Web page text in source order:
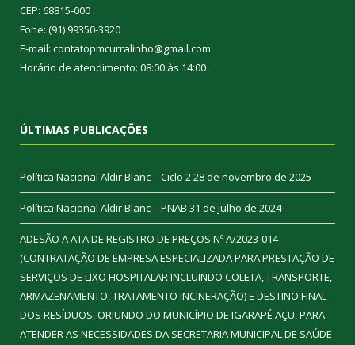
CEP: 68815-000
Fone: (91) 99350-3920
E-mail: contatopmcurralinho@gmail.com
Horário de atendimento: 08:00 às 14:00
ÚLTIMAS PUBLICAÇÕES
Política Nacional Aldir Blanc – Ciclo 228 de novembro de 2025
Política Nacional Aldir Blanc – PNAB 31 de julho de 2024
ADESÃO A ATA DE REGISTRO DE PREÇOS Nº A/2023-014
(CONTRATAÇÃO DE EMPRESA ESPECIALIZADA PARA PRESTAÇÃO DE
SERVIÇOS DE LIXO HOSPITALAR INCLUINDO COLETA, TRANSPORTE,
ARMAZENAMENTO, TRATAMENTO INCINERAÇÃO) E DESTINO FINAL
DOS RESÍDUOS, ORIUNDO DO MUNICÍPIO DE IGARAPÉ AÇU, PARA
ATENDER AS NECESSIDADES DA SECRETARIA MUNICIPAL DE SAÚDE